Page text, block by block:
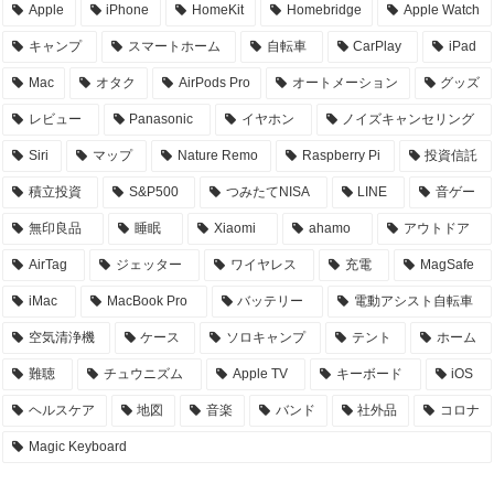
Apple iPhone HomeKit Homebridge Apple Watch
キャンプ スマートホーム 自転車 CarPlay iPad
Mac オタク AirPods Pro オートメーション グッズ
レビュー Panasonic イヤホン ノイズキャンセリング
Siri マップ Nature Remo Raspberry Pi 投資信託
積立投資 S&P500 つみたてNISA LINE 音ゲー
無印良品 睡眠 Xiaomi ahamo アウトドア
AirTag ジェッター ワイヤレス 充電 MagSafe
iMac MacBook Pro バッテリー 電動アシスト自転車
空気清浄機 ケース ソロキャンプ テント ホーム
難聴 チュウニズム Apple TV キーボード iOS
ヘルスケア 地図 音楽 バンド 社外品 コロナ
Magic Keyboard